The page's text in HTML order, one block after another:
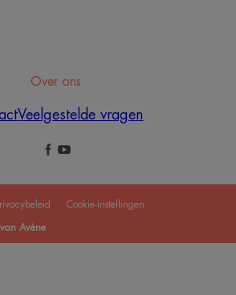
Over ons
Veelgestelde vragen
Cookie-instellingen
Avène